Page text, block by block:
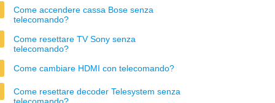
Come accendere cassa Bose senza
telecomando?
Come resettare TV Sony senza
telecomando?
Come cambiare HDMI con telecomando?
Come resettare decoder Telesystem senza